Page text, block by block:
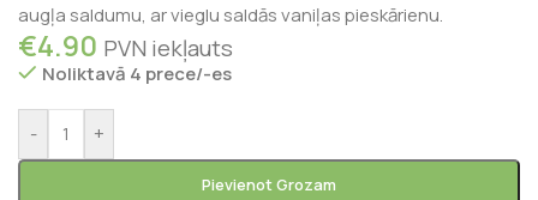
augļa saldumu, ar vieglu saldās vaniļas pieskārienu.
€4.90 PVN iekļauts
Noliktavā 4 prece/-es
- +
Pievienot Grozam